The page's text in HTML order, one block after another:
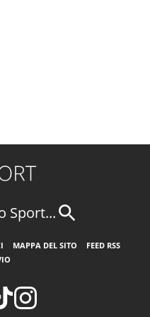
Sport...
MAPPA DEL SITO
FEED RSS